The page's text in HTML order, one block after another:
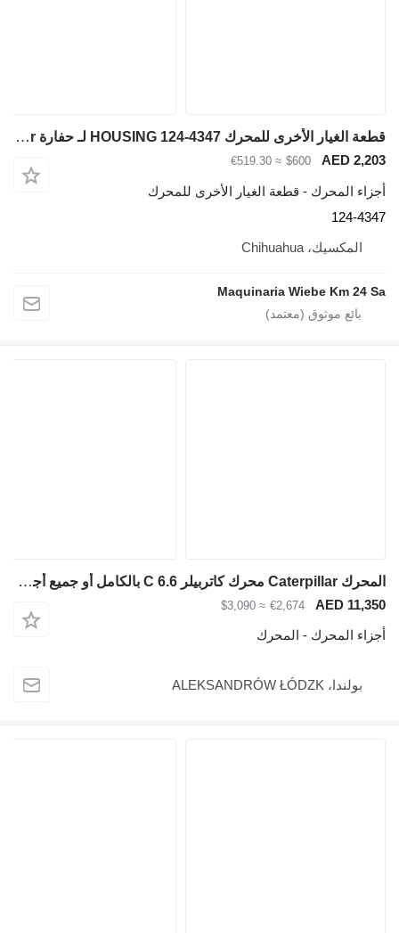
قطعة الغيار الأخرى للمحرك HOUSING 124-4347 لـ حفارة Caterpillar
AED
$600
≈ €519.30
المحرك - قطعة الغيار الأخرى للمحرك
124-
المكسيك، Chihuahua
Maquinaria Wiebe Km 24
المحرك Caterpillar محرك كاتربيلر C 6.6 بالكامل أو جميع أجزاء هذا الطراز لـ حفارة
AED
€2,674
≈ $3,090
المحرك - المحرك
بولندا، ALEKSANDRÓW ŁÓDZK